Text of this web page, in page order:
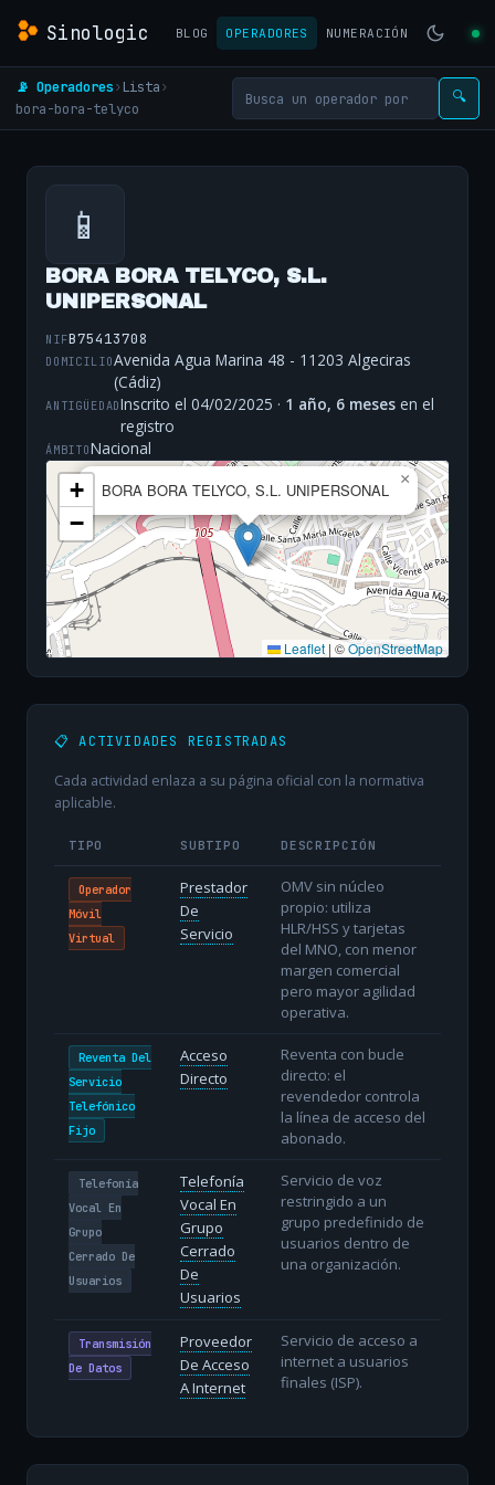
Sinologic BLOG OPERADORES NUMERACIÓN
📡 Operadores› Lista›
bora-bora-telyco
🔍
📱
BORA BORA TELYCO, S.L.
UNIPERSONAL
NIFB75413708
DOMICILIOAvenida Agua Marina 48 - 11203 Algeciras
(Cádiz)
ANTIGÜEDADInscrito el 04/02/2025 · 1 año, 6 meses en el
registro
ÁMBITONacional
BORA BORA TELYCO, S.L. UNIPERSONAL
×
+
−
Leaflet | ©OpenStreetMap
📋 ACTIVIDADES REGISTRADAS
Cada actividad enlaza a su página oficial con la normativa
aplicable.
TIPO SUBTIPO DESCRIPCIÓN
Operador
Móvil
Virtual
Prestador
De
Servicio
OMV sin núcleo
propio: utiliza
HLR/HSS y tarjetas
del MNO, con menor
margen comercial
pero mayor agilidad
operativa.
Reventa Del
Servicio
Telefónico
Fijo
Acceso
Directo
Reventa con bucle
directo: el
revendedor controla
la línea de acceso del
abonado.
Telefonía
Vocal En
Grupo
Cerrado De
Usuarios
Telefonía
Vocal En
Grupo
Cerrado
De
Usuarios
Servicio de voz
restringido a un
grupo predefinido de
usuarios dentro de
una organización.
Transmisión
De Datos
Proveedor
De Acceso
A Internet
Servicio de acceso a
internet a usuarios
finales (ISP).